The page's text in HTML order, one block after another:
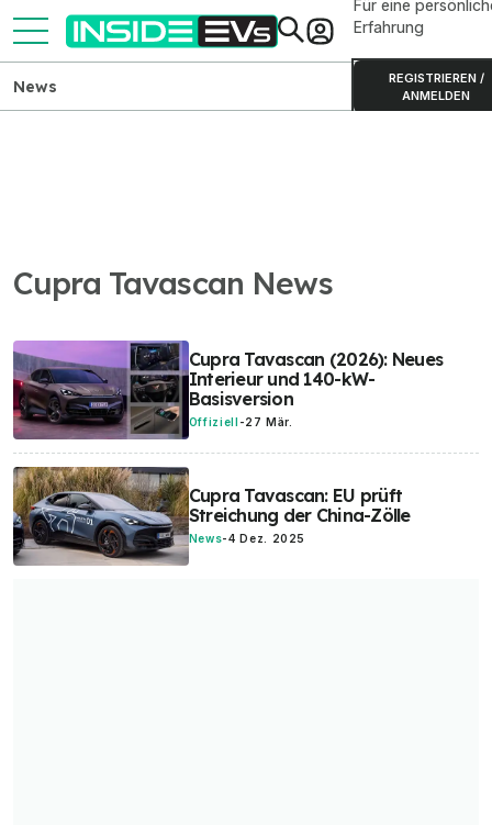
Für eine
Erfahrung
REGISTRIEREN /
ANMELDEN
News
Cupra Tavascan News
Cupra Tavascan (2026): Neues
Interieur und 140-kW-
Basisversion
Offiziell -27 Mär.
Cupra Tavascan: EU prüft
Streichung der China-Zölle
News-4 Dez. 2025